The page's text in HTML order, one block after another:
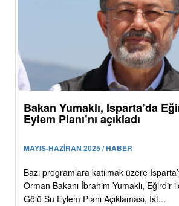
Bakan Yumaklı, Isparta’da
Eylem Planı’nı açıkladı
MAYIS-HAZİRAN 2025 / HABER
Bazı programlara katılmak üzere
Orman Bakanı İbrahim Yumaklı, Eğirdir
Gölü Su Eylem Planı Açıklaması, İst...